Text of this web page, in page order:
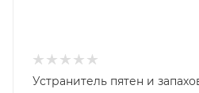
Устранитель пятен и